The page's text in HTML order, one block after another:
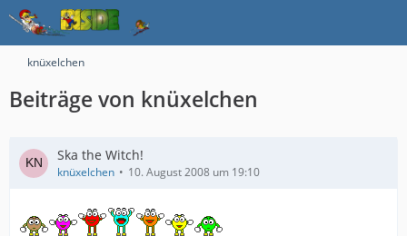
knüxelchen
Beiträge von knüxelchen
Ska the Witch!
knüxelchen 10. August 2008 um 19:10